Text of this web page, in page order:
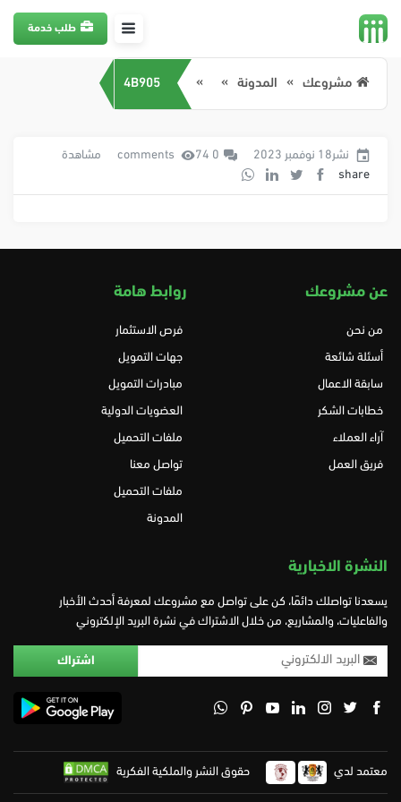
طلب خدمة
مشروعك المدونة 4B905
نشر18 نوفمبر 2023 0 comments 74 مشاهدة
share
عن مشروعك
من نحن
أسئلة شائعة
سابقة الاعمال
خطابات الشكر
آراء العملاء
فريق العمل
روابط هامة
فرص الاستثمار
جهات التمويل
مبادرات التمويل
العضويات الدولية
ملفات التحميل
تواصل معنا
ملفات التحميل
المدونة
النشرة الاخبارية
يسعدنا تواصلك دائمًا، كن على تواصل مع مشروعك لمعرفة أحدث الأخبار
والفاعليات، والمشاريع، من خلال الاشتراك في نشرة البريد الإلكتروني
معتمد لدي حقوق النشر والملكية الفكرية